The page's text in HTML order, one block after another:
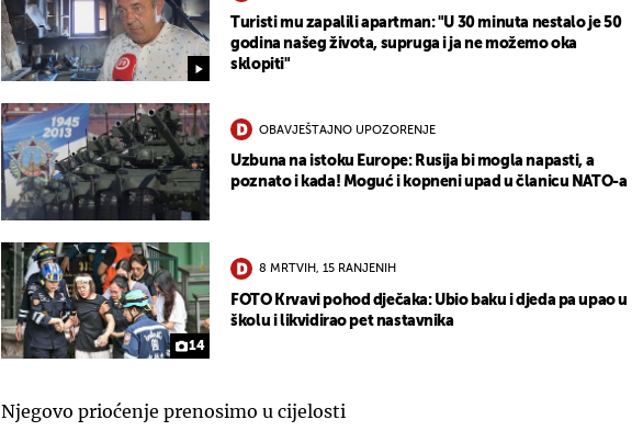
Turisti mu zapalili apartman: "U 30 minuta nestalo je 50
godina našeg života, supruga i ja ne možemo oka
sklopiti"
OBAVJEŠTAJNO UPOZORENJE
Uzbuna na istoku Europe: Rusija bi mogla napasti, a
poznato i kada! Moguć i kopneni upad u članicu NATO-a
14
8 MRTVIH, 15 RANJENIH
FOTO Krvavi pohod dječaka: Ubio baku i djeda pa upao u
školu i likvidirao pet nastavnika
Njegovo prioćenje prenosimo u cijelosti